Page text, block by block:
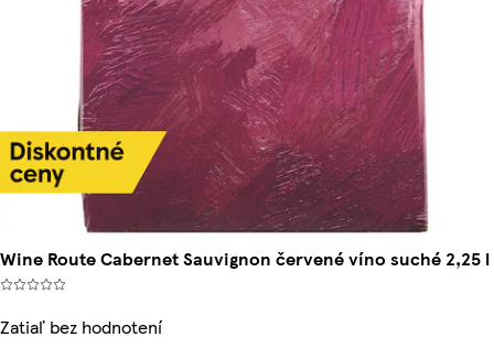
Wine Route Cabernet Sauvignon červené víno suché 2,25 l
Zatiaľ bez hodnotení